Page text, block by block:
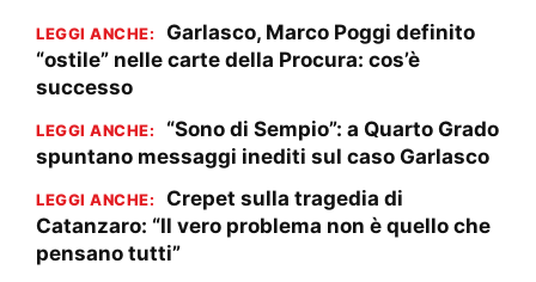
LEGGI ANCHE:
Garlasco, Marco Poggi definito
“ostile” nelle carte della Procura: cos’è
successo
LEGGI ANCHE:
“Sono di Sempio”: a Quarto Grado
spuntano messaggi inediti sul caso Garlasco
LEGGI ANCHE:
Crepet sulla tragedia di
Catanzaro: “Il vero problema non è quello che
pensano tutti”